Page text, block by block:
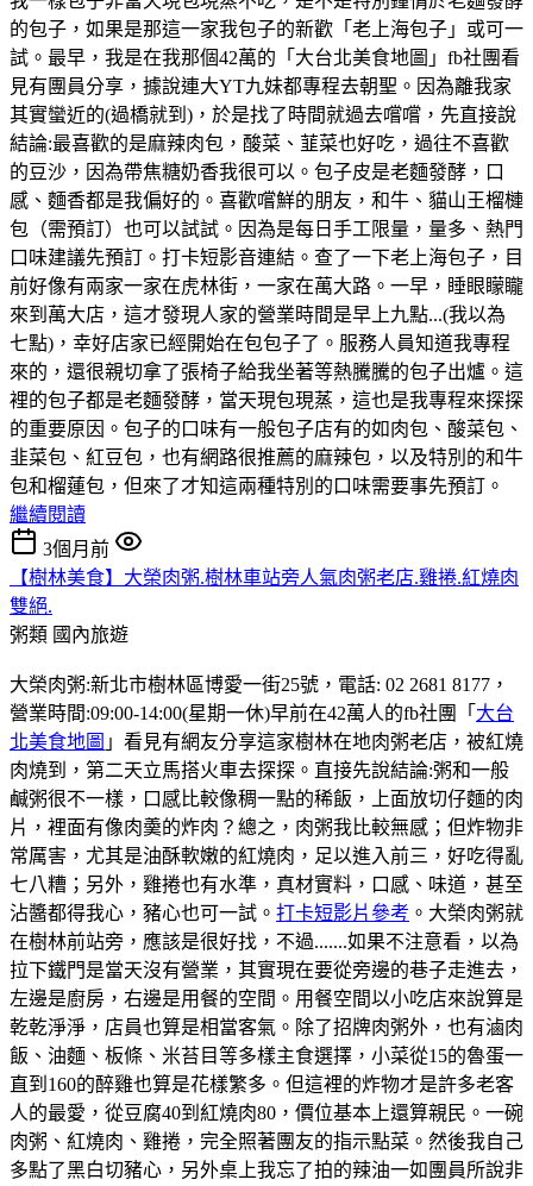
的包子，如果是那這一家我包子的新歡「老上海包子」或可一
試。最早，我是在我那個42萬的「大台北美食地圖」fb社團看
見有團員分享，據說連大YT九妹都專程去朝聖。因為離我家
其實蠻近的(過橋就到)，於是找了時間就過去嚐嚐，先直接說
結論:最喜歡的是麻辣肉包，酸菜、韮菜也好吃，過往不喜歡
的豆沙，因為帶焦糖奶香我很可以。包子皮是老麵發酵，口
感、麵香都是我偏好的。喜歡嚐鮮的朋友，和牛、貓山王榴槤
包（需預訂）也可以試試。因為是每日手工限量，量多、熱門
口味建議先預訂。打卡短影音連結。查了一下老上海包子，目
前好像有兩家一家在虎林街，一家在萬大路。一早，睡眼矇矓
來到萬大店，這才發現人家的營業時間是早上九點...(我以為
七點)，幸好店家已經開始在包包子了。服務人員知道我專程
來的，還很親切拿了張椅子給我坐著等熱騰騰的包子出爐。這
裡的包子都是老麵發酵，當天現包現蒸，這也是我專程來探探
的重要原因。包子的口味有一般包子店有的如肉包、酸菜包、
韭菜包、紅豆包，也有網路很推薦的麻辣包，以及特別的和牛
包和榴蓮包，但來了才知這兩種特別的口味需要事先預訂。
繼續閱讀
3個月前
【樹林美食】大榮肉粥.樹林車站旁人氣肉粥老店.雞捲.紅燒肉
雙絕.
粥類 國內旅遊
大榮肉粥:新北市樹林區博愛一街25號，電話: 02 2681 8177，
營業時間:09:00-14:00(星期一休)早前在42萬人的fb社團「 大台
北美食地圖 」看見有網友分享這家樹林在地肉粥老店，被紅燒
肉燒到，第二天立馬搭火車去探探。直接先說結論:粥和一般
鹹粥很不一樣，口感比較像稠一點的稀飯，上面放切仔麵的肉
片，裡面有像肉羮的炸肉？總之，肉粥我比較無感；但炸物非
常厲害，尤其是油酥軟嫩的紅燒肉，足以進入前三，好吃得亂
七八糟；另外，雞捲也有水準，真材實料，口感、味道，甚至
沾醬都得我心，豬心也可一試。 打卡短影片參考 。大榮肉粥就
在樹林前站旁，應該是很好找，不過.......如果不注意看，以為
拉下鐵門是當天沒有營業，其實現在要從旁邊的巷子走進去，
左邊是廚房，右邊是用餐的空間。用餐空間以小吃店來說算是
乾乾淨淨，店員也算是相當客氣。除了招牌肉粥外，也有滷肉
飯、油麵、板條、米苔目等多樣主食選擇，小菜從15的魯蛋一
直到160的醉雞也算是花樣繁多。但這裡的炸物才是許多老客
人的最愛，從豆腐40到紅燒肉80，價位基本上還算親民。一碗
肉粥、紅燒肉、雞捲，完全照著團友的指示點菜。然後我自己
多點了黑白切豬心，另外桌上我忘了拍的辣油一如團員所說非